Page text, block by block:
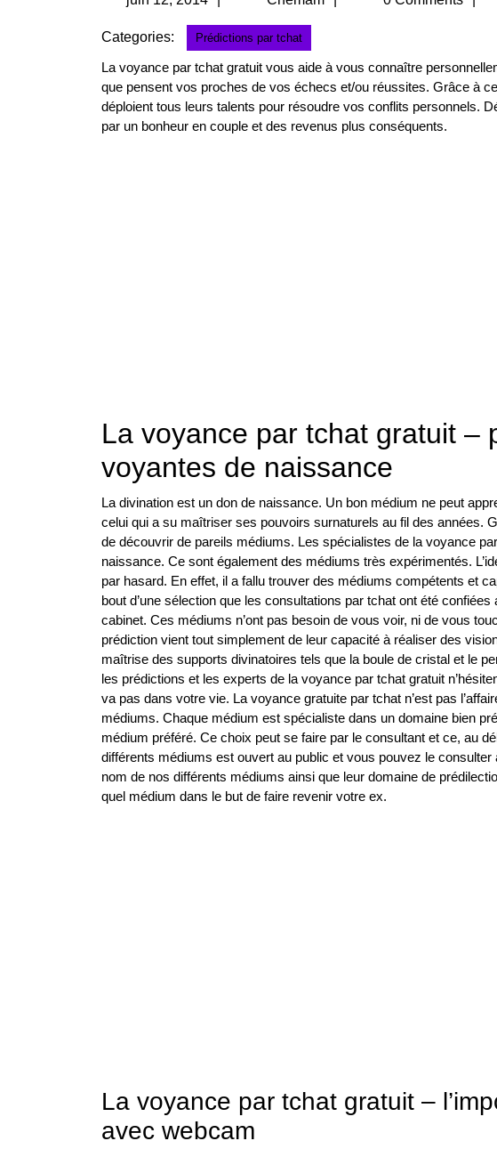
2014
Categories: Prédictions par tchat
La voyance par tchat gratuit vous aide à vous connaître
que pensent vos proches de vos échecs et/ou réussites. Grâce à
déploient tous leurs talents pour résoudre vos conflits personnels.
par un bonheur en couple et des revenus plus conséquents.
La voyance par tchat gratuit –
voyantes de naissance
La divination est un don de naissance. Un bon médium ne peut
celui qui a su maîtriser ses pouvoirs surnaturels au fil des années.
de découvrir de pareils médiums. Les spécialistes de la voyance
naissance. Ce sont également des médiums très expérimentés.
par hasard. En effet, il a fallu trouver des médiums compétents et
bout d’une sélection que les consultations par tchat ont été
cabinet. Ces médiums n’ont pas besoin de vous voir, ni de vous
prédiction vient tout simplement de leur capacité à réaliser des
maîtrise des supports divinatoires tels que la boule de cristal et le
les prédictions et les experts de la voyance par tchat gratuit
va pas dans votre vie. La voyance gratuite par tchat n’est pas
médiums. Chaque médium est spécialiste dans un domaine bien
médium préféré. Ce choix peut se faire par le consultant et ce, au
différents médiums est ouvert au public et vous pouvez le
nom de nos différents médiums ainsi que leur domaine de
quel médium dans le but de faire revenir votre ex.
La voyance par tchat gratuit –
avec webcam